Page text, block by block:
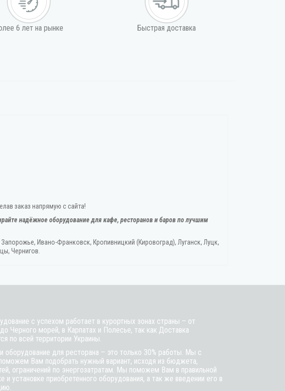
6 лет на рынке Быстрая доставка
заказ напрямую с сайта!
надёжное оборудование для кафе, ресторанов и баров по лучшим
Ивано-Франковск, Кропивницкий‎ (Кировоград), Луганск, Луцк,
Чернигов.
с успехом работает в курортных зонах страны – от
Черного морей, в Карпатах и Полесье, так как Доставка
по всей территории Украины.
оборудование для ресторана – это только 30% работы. Мы с
Вам подобрать нужный вариант, исходя из бюджета,
ограничений по энергозатратам. Мы поможем Вам в правильной
и установке приобретенного оборудования, а так же введении его в